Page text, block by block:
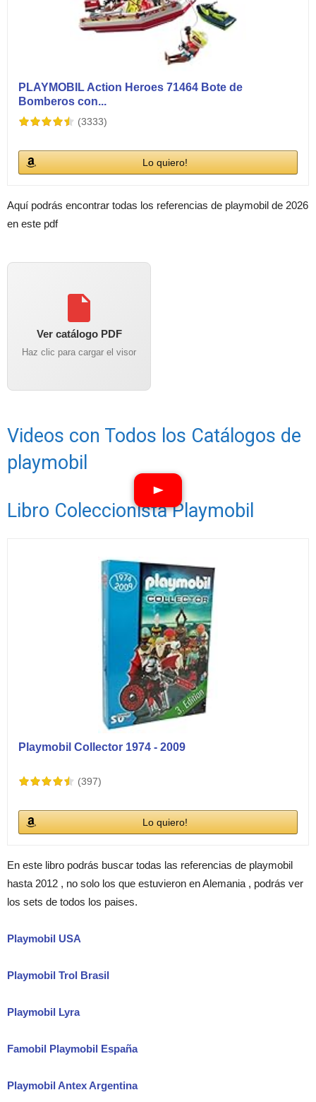
PLAYMOBIL Action Heroes 71464 Bote de
Bomberos con...
(3333)
Lo quiero!
Aquí podrás encontrar todas los referencias de playmobil de 2026
en este pdf
Ver catálogo PDF
Haz clic para cargar el visor
Videos con Todos los Catálogos de
playmobil
Libro Coleccionista Playmobil
Playmobil Collector 1974 - 2009
(397)
Lo quiero!
En este libro podrás buscar todas las referencias de playmobil
hasta 2012 , no solo los que estuvieron en Alemania , podrás ver
los sets de todos los paises.
Playmobil USA
Playmobil Trol Brasil
Playmobil Lyra
Famobil Playmobil España
Playmobil Antex Argentina